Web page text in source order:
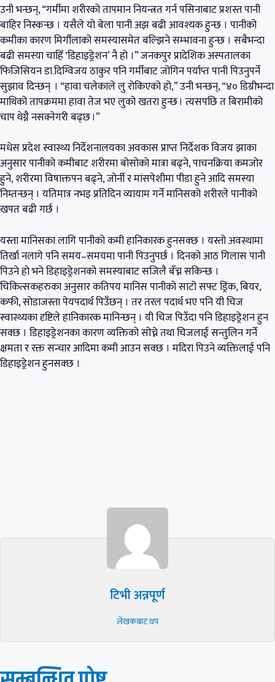
उनी भन्छन्, “गर्मीमा शरीरको तापमान नियन्त्रत गर्न पसिनाबाट प्रशस्त पानी
बाहिर निस्कन्छ । यसैले यो बेला पानी अझ बढी आवश्यक हुन्छ । पानीको
कमीका कारण मिर्गौलाको समस्यासमेत बल्झिने सम्भावना हुन्छ । सबैभन्दा
बढी समस्या चाहिँ ‘डिहाइड्रेशन’ नै हो ।” जनकपुर प्रादेशिक अस्पतालका
फिजिसियन डा.दिग्विजय ठाकुर पनि गर्मीबाट जोगिन पर्याप्त पानी पिउनुपर्ने
सुझाव दिन्छन् । “हावा चलेकाले लु रोकिएको हो,” उनी भन्छन्, “४० डिग्रीभन्दा
माथिको तापक्रममा हावा तेज भए लुको खतरा हुन्छ । त्यसपछि त बिरामीको
चाप थेग्नै नसक्नेगरी बढ्छ ।”
मधेस प्रदेश स्वास्थ्य निर्देशनालयका अवकास प्राप्त निर्देशक विजय झाका
अनुसार पानीको कमीबाट शरीरमा बोसोको मात्रा बढ्ने, पाचनक्रिया कमजोर
हुने, शरीरमा विषाक्तपन बढ्ने, जोर्नी र मांसपेशीमा पीडा हुने आदि समस्या
निम्तन्छन् । यतिमात्र नभइ प्रतिदिन व्यायाम गर्ने मानिसको शरीरले पानीको
खपत बढी गर्छ ।
यस्ता मानिसका लागि पानीको कमी हानिकारक हुनसक्छ । यस्तो अवस्थामा
तिर्खा नलागे पनि समय–समयमा पानी पिउनुपर्छ । दिनको आठ गिलास पानी
पिउने हो भने डिहाइड्रेशनको समस्याबाट सजिलै बँच्न सकिन्छ ।
चिकित्सकहरुका अनुसार कतिपय मानिस पानीको साटो सफ्ट ड्रिंक, बियर,
कफी, सोडाजस्ता पेयपदार्थ पिउँछन् । तर तरल पदार्थ भए पनि यी चिज
स्वास्थ्यका दृष्टिले हानिकारक मानिन्छन् । यी चिज पिउँदा पनि डिहाइड्रेशन हुन
सक्छ । डिहाइड्रेशनका कारण व्यक्तिको सोच्ने तथा चिजलाई सन्तुलिन गर्ने
क्षमता र रक्त सन्चार आदिमा कमी आउन सक्छ । मदिरा पिउने व्यक्तिलाई पनि
डिहाइड्रेशन हुनसक्छ ।
टिभी अन्नपूर्ण
लेखकबाट थप